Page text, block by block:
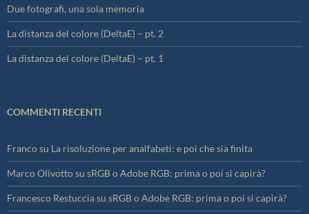
Due fotografi, una sola memoria
La distanza del colore (DeltaE) – pt. 2
La distanza del colore (DeltaE) – pt. 1
COMMENTI RECENTI
Francosu La risoluzione per analfabeti: e poi che sia finita
Marco Olivottosu sRGB o Adobe RGB: prima o poi si capirà?
Francesco Restucciasu sRGB o Adobe RGB: prima o poi si capirà?